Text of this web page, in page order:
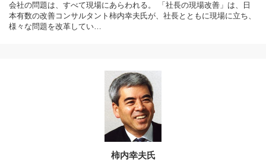
会社の問題は、すべて現場にあらわれる。 「社長の現場改善」は、日
本有数の改善コンサルタント柿内幸夫氏が、社長とともに現場に立ち、
様々な問題を改革してい…
柿内幸夫氏